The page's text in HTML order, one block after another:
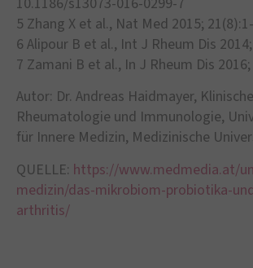
5 Zhang X et al., Nat Med 2015;
6 Alipour B et al., Int J Rheum Dis
7 Zamani B et al., In J Rheum Dis
Autor: Dr. Andreas Haidmayer,
Rheumatologie und Immunologie,
für Innere Medizin, Medizinische
QUELLE: https://www.medmedia.at/
medizin/das-mikrobiom-probiotika-
arthritis/